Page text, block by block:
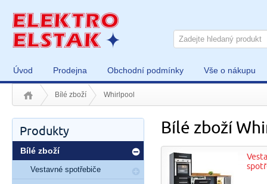
Úvod Prodejna Obchodní podmínky Vše o nákupu
Bílé zboží Whirlpool
Bílé zboží
Produkty
Bílé zboží
Vestavné spotřebiče